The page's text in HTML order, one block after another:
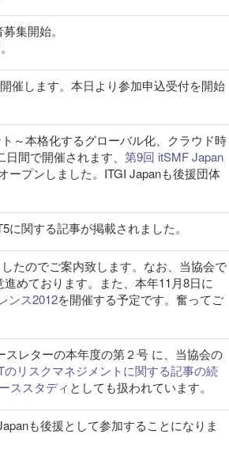
集開始。
催します。本日より参加申込受付を開始
～本格化するグローバル化、クラウド時
間で開催されます、 第9回 itSMF Japan
ープンしました。ITGI Japanも後援団体
に関する記事が掲載されました。
たのでご案内致します。なお、当協会で
めております。また、本年11月8日に
ンス2012を開催する予定です。奮ってご
レターの本年度の第２号 に、当協会の
のリスクマネジメントに関する記事の続
ススタディ としても扱われています。
も後援として参加することになりま